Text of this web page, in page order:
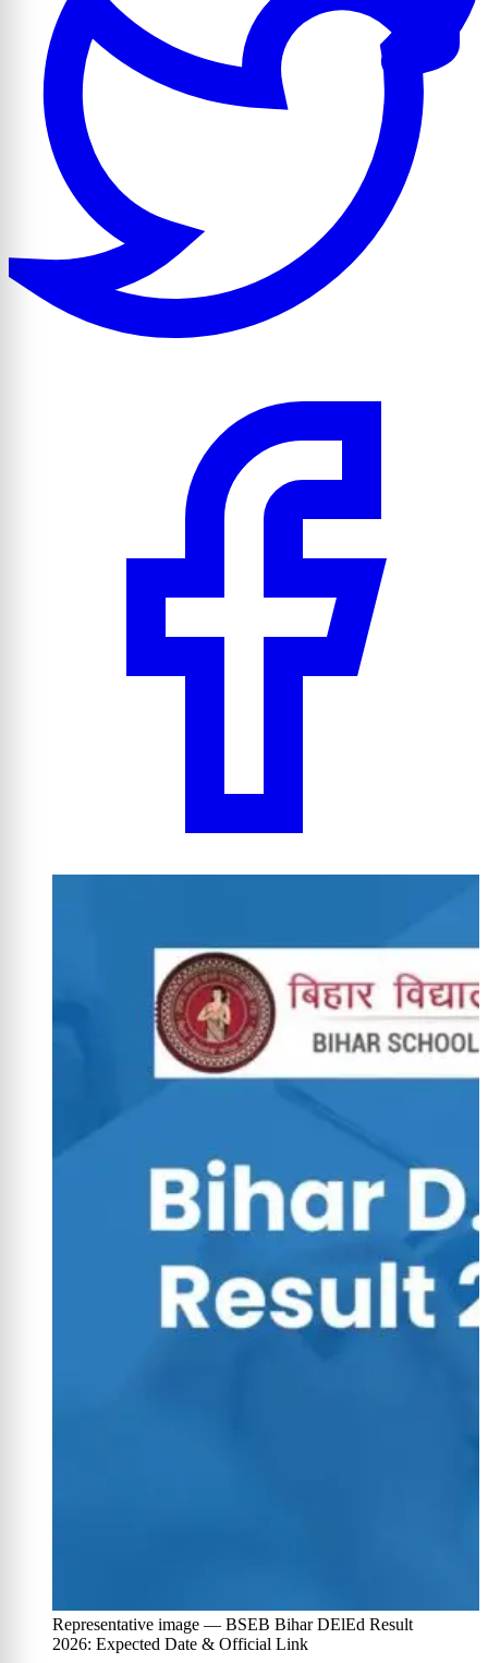
Representative image — BSEB Bihar DElEd Result
2026: Expected Date & Official Link